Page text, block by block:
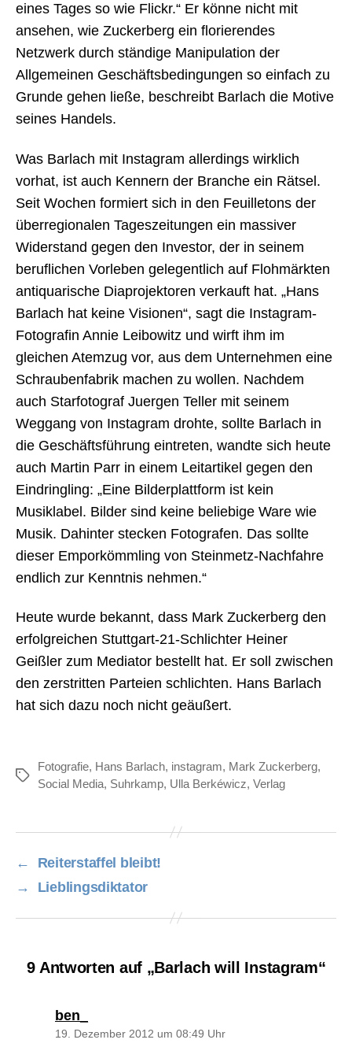
eines Tages so wie Flickr.“ Er könne nicht mit
ansehen, wie Zuckerberg ein florierendes
Netzwerk durch ständige Manipulation der
Allgemeinen Geschäftsbedingungen so einfach zu
Grunde gehen ließe, beschreibt Barlach die Motive
seines Handels.
Was Barlach mit Instagram allerdings wirklich
vorhat, ist auch Kennern der Branche ein Rätsel.
Seit Wochen formiert sich in den Feuilletons der
überregionalen Tageszeitungen ein massiver
Widerstand gegen den Investor, der in seinem
beruflichen Vorleben gelegentlich auf Flohmärkten
antiquarische Diaprojektoren verkauft hat. „Hans
Barlach hat keine Visionen“, sagt die Instagram-
Fotografin Annie Leibowitz und wirft ihm im
gleichen Atemzug vor, aus dem Unternehmen eine
Schraubenfabrik machen zu wollen. Nachdem
auch Starfotograf Juergen Teller mit seinem
Weggang von Instagram drohte, sollte Barlach in
die Geschäftsführung eintreten, wandte sich heute
auch Martin Parr in einem Leitartikel gegen den
Eindringling: „Eine Bilderplattform ist kein
Musiklabel. Bilder sind keine beliebige Ware wie
Musik. Dahinter stecken Fotografen. Das sollte
dieser Emporkömmling von Steinmetz-Nachfahre
endlich zur Kenntnis nehmen.“
Heute wurde bekannt, dass Mark Zuckerberg den
erfolgreichen Stuttgart-21-Schlichter Heiner
Geißler zum Mediator bestellt hat. Er soll zwischen
den zerstritten Parteien schlichten. Hans Barlach
hat sich dazu noch nicht geäußert.
Schlagwörter
Fotografie, Hans Barlach, instagram, Mark Zuckerberg,
Social Media, Suhrkamp, Ulla Berkéwicz, Verlag
←
Reiterstaffel bleibt!
→
Lieblingsdiktator
9 Antworten auf „Barlach will Instagram“
ben_
19. Dezember 2012 um 08:49 Uhr